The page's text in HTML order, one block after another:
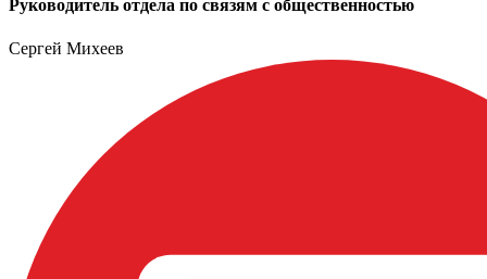
Руководитель отдела по связям с общественностью
Сергей Михеев